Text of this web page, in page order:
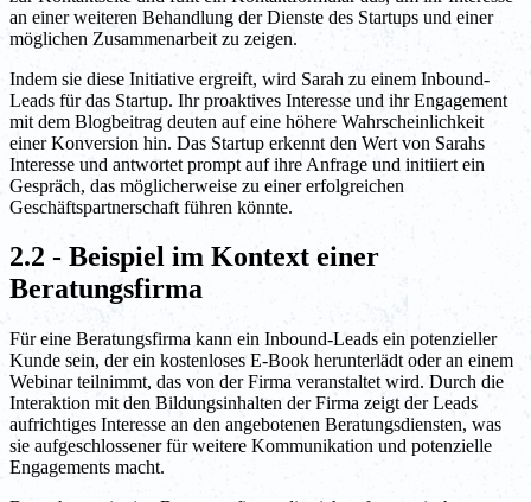
an einer weiteren Behandlung der Dienste des Startups und einer
möglichen Zusammenarbeit zu zeigen.
Indem sie diese Initiative ergreift, wird Sarah zu einem Inbound-
Leads für das Startup. Ihr proaktives Interesse und ihr Engagement
mit dem Blogbeitrag deuten auf eine höhere Wahrscheinlichkeit
einer Konversion hin. Das Startup erkennt den Wert von Sarahs
Interesse und antwortet prompt auf ihre Anfrage und initiiert ein
Gespräch, das möglicherweise zu einer erfolgreichen
Geschäftspartnerschaft führen könnte.
2.2 - Beispiel im Kontext einer
Beratungsfirma
Für eine Beratungsfirma kann ein Inbound-Leads ein potenzieller
Kunde sein, der ein kostenloses E-Book herunterlädt oder an einem
Webinar teilnimmt, das von der Firma veranstaltet wird. Durch die
Interaktion mit den Bildungsinhalten der Firma zeigt der Leads
aufrichtiges Interesse an den angebotenen Beratungsdiensten, was
sie aufgeschlossener für weitere Kommunikation und potenzielle
Engagements macht.